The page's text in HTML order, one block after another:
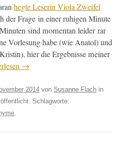
hegte Leserin Vio­la Zweifel
der Frage in ein­er ruhi­gen Minute
sind momen­tan lei­der rar
Vor­lesung habe (wie Ana­tol) und
hier die Ergeb­nisse mein­er
→
2014 von Susanne Flach in
Schlagworte: